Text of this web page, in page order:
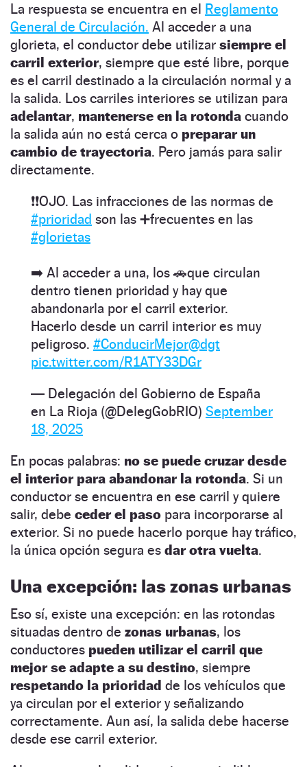
La respuesta se encuentra en el Reglamento
General de Circulación. Al acceder a una
glorieta, el conductor debe utilizar siempre el
carril exterior, siempre que esté libre, porque
es el carril destinado a la circulación normal y a
la salida. Los carriles interiores se utilizan para
adelantar, mantenerse en la rotonda cuando
la salida aún no está cerca o preparar un
cambio de trayectoria. Pero jamás para salir
directamente.
❗️❗️OJO. Las infracciones de las normas de
#prioridad son las ➕frecuentes en las
#glorietas
➡️ Al acceder a una, los 🚗que circulan
dentro tienen prioridad y hay que
abandonarla por el carril exterior.
Hacerlo desde un carril interior es muy
peligroso. #ConducirMejor@dgt
pic.twitter.com/R1ATY33DGr
— Delegación del Gobierno de España
en La Rioja (@DelegGobRIO) September
18, 2025
En pocas palabras: no se puede cruzar desde
el interior para abandonar la rotonda. Si un
conductor se encuentra en ese carril y quiere
salir, debe ceder el paso para incorporarse al
exterior. Si no puede hacerlo porque hay tráfico,
la única opción segura es dar otra vuelta.
Una excepción: las zonas urbanas
Eso sí, existe una excepción: en las rotondas
situadas dentro de zonas urbanas, los
conductores pueden utilizar el carril que
mejor se adapte a su destino, siempre
respetando la prioridad de los vehículos que
ya circulan por el exterior y señalizando
correctamente. Aun así, la salida debe hacerse
desde ese carril exterior.